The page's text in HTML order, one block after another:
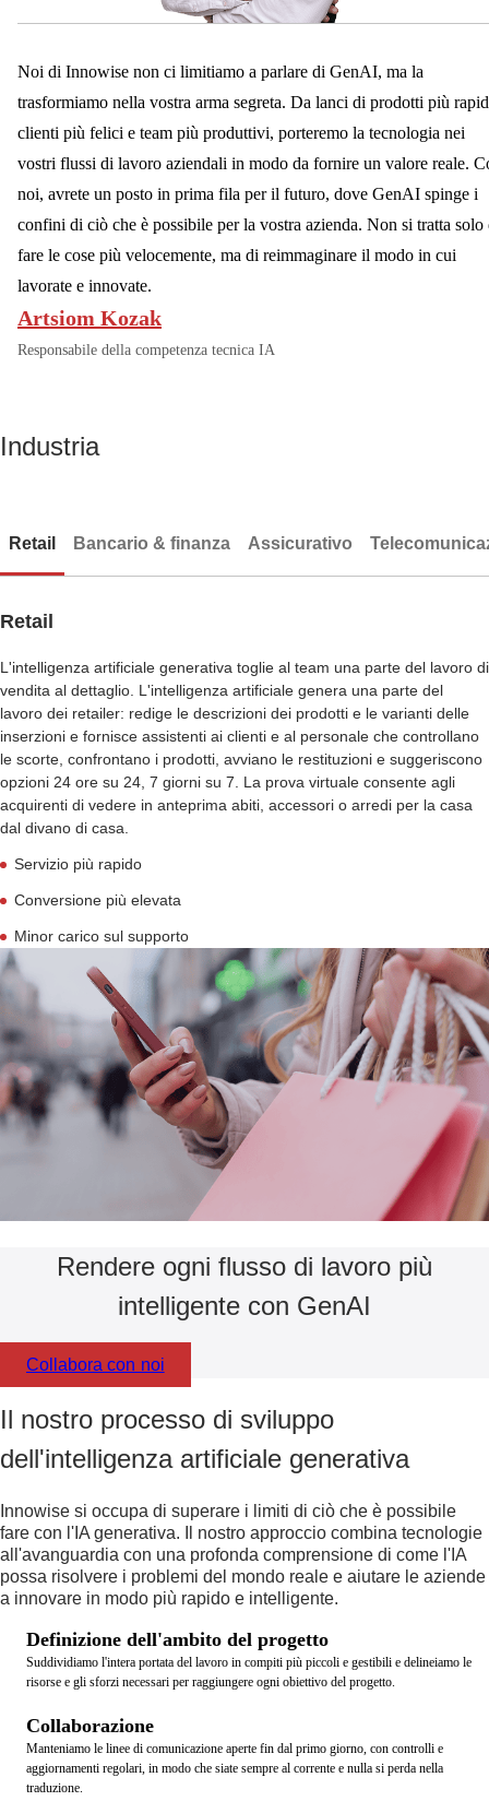
spaCy OpenCV
DreamBooth
BigGAN VQ-VAE-2
Noi di Innowise non ci limitiamo a parlare di GenAI, ma la
trasformiamo nella vostra arma segreta. Da lanci di prodotti più
clienti più felici e team più produttivi, porteremo la tecnologia nei
vostri flussi di lavoro aziendali in modo da fornire un valore reale.
noi, avrete un posto in prima fila per il futuro, dove GenAI spinge i
confini di ciò che è possibile per la vostra azienda. Non si tratta solo
fare le cose più velocemente, ma di reimmaginare il modo in cui
lavorate e innovate.
Artsiom Kozak
Responsabile della competenza tecnica IA
Industria
Retail Bancario & finanza Assicurativo
Retail
L'intelligenza artificiale generativa toglie al team una parte del lavoro di
vendita al dettaglio. L'intelligenza artificiale genera una parte del
lavoro dei retailer: redige le descrizioni dei prodotti e le varianti delle
inserzioni e fornisce assistenti ai clienti e al personale che controllano
le scorte, confrontano i prodotti, avviano le restituzioni e suggeriscono
opzioni 24 ore su 24, 7 giorni su 7. La prova virtuale consente agli
acquirenti di vedere in anteprima abiti, accessori o arredi per la casa
dal divano di casa.
Servizio più rapido
Conversione più elevata
Minor carico sul supporto
Rendere ogni flusso di lavoro più
intelligente con GenAI
Collabora con noi
Il nostro processo di sviluppo
dell'intelligenza artificiale generativa
Innowise si occupa di superare i limiti di ciò che è possibile
fare con l'IA generativa. Il nostro approccio combina tecnologie
all'avanguardia con una profonda comprensione di come l'IA
possa risolvere i problemi del mondo reale e aiutare le aziende
a innovare in modo più rapido e intelligente.
Definizione dell'ambito del progetto
Suddividiamo l'intera portata del lavoro in compiti più piccoli e gestibili e delineiamo le
risorse e gli sforzi necessari per raggiungere ogni obiettivo del progetto.
Collaborazione
Manteniamo le linee di comunicazione aperte fin dal primo giorno, con controlli e
aggiornamenti regolari, in modo che siate sempre al corrente e nulla si perda nella
traduzione.